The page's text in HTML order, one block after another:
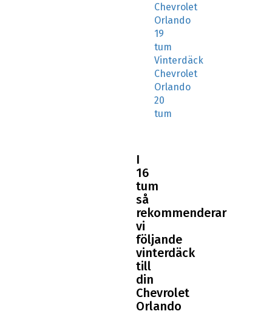
Chevrolet
Orlando
19
tum
Vinterdäck
Chevrolet
Orlando
20
tum
I
16
tum
så
rekommenderar
vi
följande
vinterdäck
till
din
Chevrolet
Orlando